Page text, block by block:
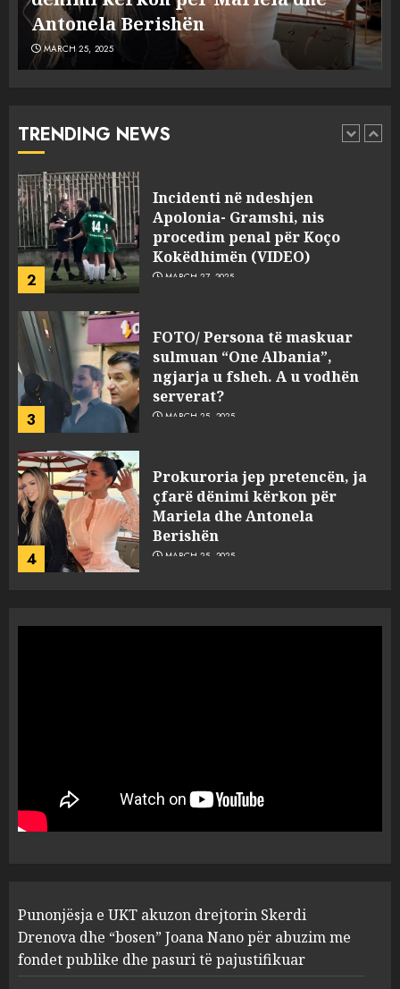
plagosën!
MARCH 25, 2025
TRENDING NEWS
MARCH 25, 2025
1
Punonjësja e UKT akuzon
pasuri të pajustifikuar
2
Incidenti në ndeshjen
Apolonia- Gramshi, nis
procedim penal për Koço
Kokëdhimën (VIDEO)
MARCH 27, 2025
3
FOTO/ Persona të maskuar
sulmuan “One Albania”,
ngjarja u fsheh. A u vodhën
serverat?
MARCH 25, 2025
4
Prokuroria jep pretencën, ja
çfarë dënimi kërkon për
Mariela dhe Antonela
Berishën
MARCH 25, 2025
1
“bosen” Joana Nano për
abuzim me fondet publike dhe
pasuri të pajustifikuar
2
Apolonia- Gramshi, nis
procedim penal për Koço
Kokëdhimën (VIDEO)
MARCH 27, 2025
Punonjësja e UKT akuzon drejtorin Skerdi
Drenova dhe “bosen” Joana Nano për abuzim me
fondet publike dhe pasuri të pajustifikuar